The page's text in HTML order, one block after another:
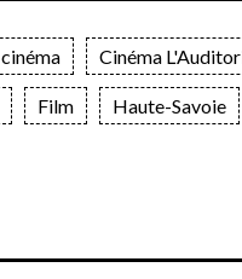
cinéma Cinéma
Film Haute-Savoie